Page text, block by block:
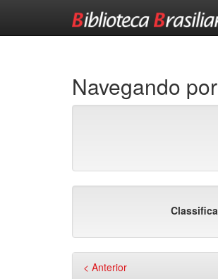
Navegando
< Anterior